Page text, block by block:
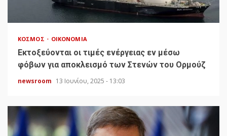
ΚΌΣΜΟΣ ΟΙΚΟΝΟΜΊΑ
Εκτοξεύονται οι τιμές ενέργειας εν μέσω
φόβων για αποκλεισμό των Στενών του Ορμούζ
newsroom 13 Ιουνίου, 2025 - 13:03